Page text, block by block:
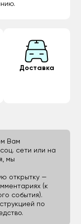
Доставка
Вам
сети или на
мы
открытку —
(к
события).
по